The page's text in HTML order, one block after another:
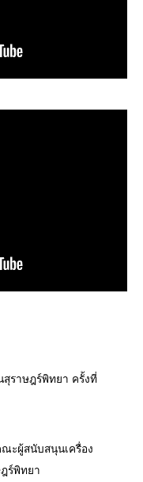
สุราษฎร์พิทยา ครั้งที่
ะผู้สนับสนุนเครื่อง
ร์พิทยา